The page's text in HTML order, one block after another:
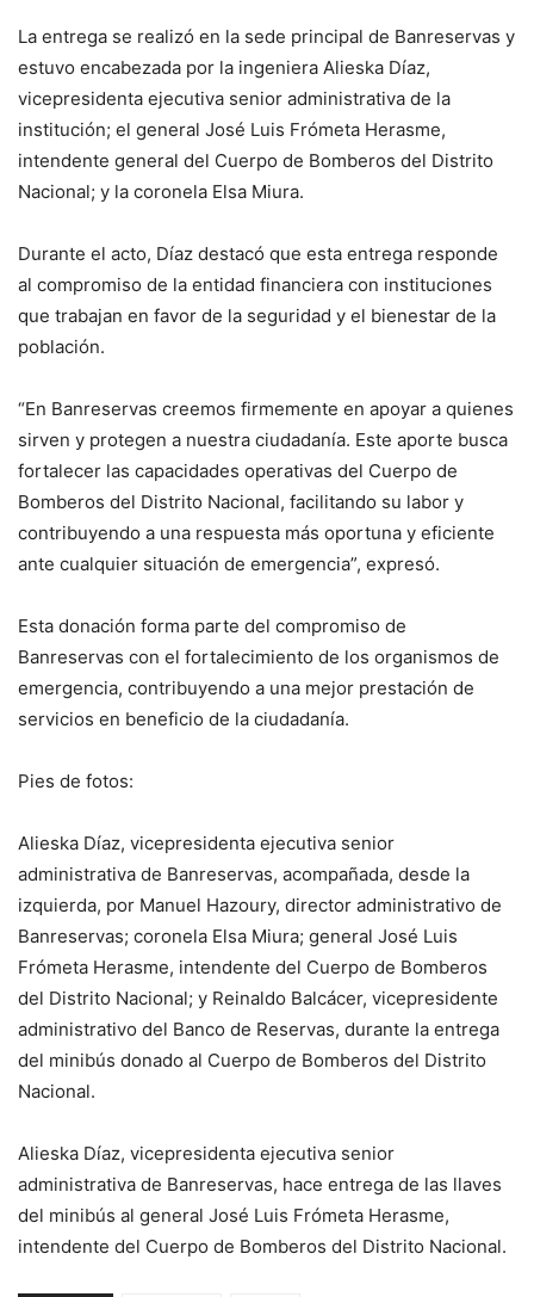
La entrega se realizó en la sede principal de Banreservas y
estuvo encabezada por la ingeniera Alieska Díaz,
vicepresidenta ejecutiva senior administrativa de la
institución; el general José Luis Frómeta Herasme,
intendente general del Cuerpo de Bomberos del Distrito
Nacional; y la coronela Elsa Miura.
Durante el acto, Díaz destacó que esta entrega responde
al compromiso de la entidad financiera con instituciones
que trabajan en favor de la seguridad y el bienestar de la
población.
“En Banreservas creemos firmemente en apoyar a quienes
sirven y protegen a nuestra ciudadanía. Este aporte busca
fortalecer las capacidades operativas del Cuerpo de
Bomberos del Distrito Nacional, facilitando su labor y
contribuyendo a una respuesta más oportuna y eficiente
ante cualquier situación de emergencia”, expresó.
Esta donación forma parte del compromiso de
Banreservas con el fortalecimiento de los organismos de
emergencia, contribuyendo a una mejor prestación de
servicios en beneficio de la ciudadanía.
Pies de fotos:
Alieska Díaz, vicepresidenta ejecutiva senior
administrativa de Banreservas, acompañada, desde la
izquierda, por Manuel Hazoury, director administrativo de
Banreservas; coronela Elsa Miura; general José Luis
Frómeta Herasme, intendente del Cuerpo de Bomberos
del Distrito Nacional; y Reinaldo Balcácer, vicepresidente
administrativo del Banco de Reservas, durante la entrega
del minibús donado al Cuerpo de Bomberos del Distrito
Nacional.
Alieska Díaz, vicepresidenta ejecutiva senior
administrativa de Banreservas, hace entrega de las llaves
del minibús al general José Luis Frómeta Herasme,
intendente del Cuerpo de Bomberos del Distrito Nacional.